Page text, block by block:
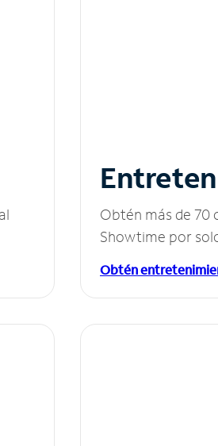
Obtén más de 70
Showtime por
Obtén